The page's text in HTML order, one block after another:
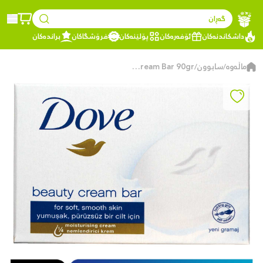
گەڕان
داشکاندنەکان
ئۆفەرەکان پۆلێنەکان فرۆشگاکان براندەکان
ماڵەوە/سابوون/
Dove Original Cream Bar 90gr